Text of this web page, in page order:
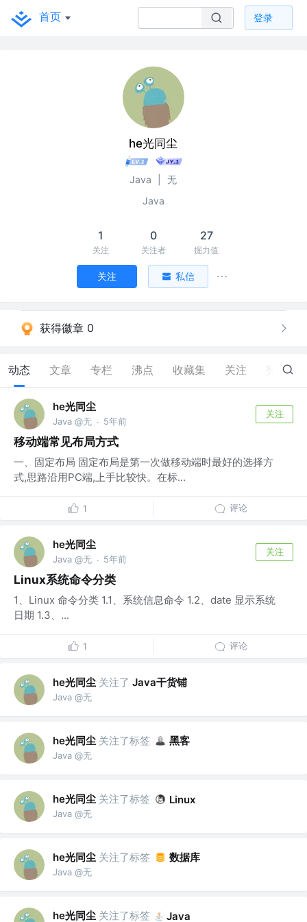
首页 登录
he光同尘
Java
无
Java
1
关注
0
关注者
27
掘力值
关注 私信
获得徽章 0
动态 文章 专栏 沸点 收藏集 关注 2
he光同尘
Java @无 · 5年前
关注
移动端常见布局方式
一、固定布局 固定布局是第一次做移动端时最好的选择方
式,思路沿用PC端,上手比较快。在标...
1 评论
he光同尘
Java @无 · 5年前
关注
Linux系统命令分类
1、Linux 命令分类 1.1、系统信息命令 1.2、date 显示系统
日期 1.3、...
1 评论
he光同尘 关注了 Java干货铺
Java @无
he光同尘 关注了标签 黑客
Java @无
he光同尘 关注了标签 Linux
Java @无
he光同尘 关注了标签 数据库
Java @无
he光同尘 关注了标签 Java